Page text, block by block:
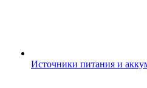
Источники питания и